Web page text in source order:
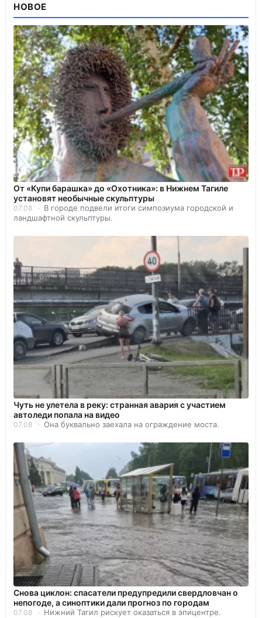
НОВОЕ
От «Купи барашка» до «Охотника»: в Нижнем Тагиле
установят необычные скульптуры
07.08
В городе подвели итоги симпозиума городской и
ландшафтной скульптуры.
Чуть не улетела в реку: странная авария с участием
автоледи попала на видео
07.08 Она буквально заехала на ограждение моста.
Снова циклон: спасатели предупредили свердловчан о
непогоде, а синоптики дали прогноз по городам
07.08 Нижний Тагил рискует оказаться в эпицентре.